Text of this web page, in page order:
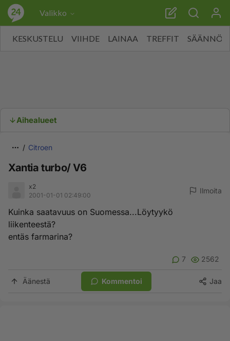
Valikko
KESKUSTELU VIIHDE LAINAA TREFFIT SÄÄNNÖT
Aihealueet
Citroen
Xantia turbo/ V6
x2
2001-01-01 02:49:00
Ilmoita
Kuinka saatavuus on Suomessa...Löytyykö
liikenteestä?
entäs farmarina?
7 2562
Äänestä Kommentoi Jaa